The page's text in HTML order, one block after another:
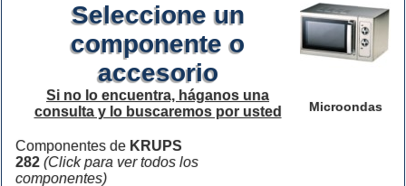
Microondas
Seleccione un
componente o
accesorio
Si no lo encuentra, háganos una
consulta y lo buscaremos por usted
Componentes de KRUPS
282 (Click para ver todos los
componentes)